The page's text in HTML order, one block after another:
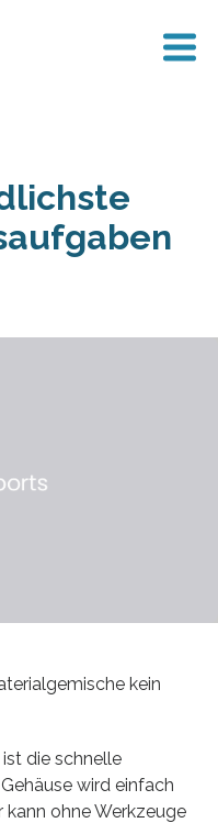
kein
die schnelle
wird einfach
ohne Werkzeuge